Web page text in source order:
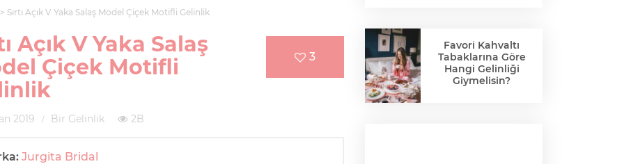
Sırtı Açık V Yaka Salaş Model Çiçek Motifli Gelinlik
Açık V Yaka Salaş
Çiçek Motifli
3
2019 Bir Gelinlik 2B
Jurgita Bridal
Favori Kahvaltı
Tabaklarına Göre
Hangi Gelinliği
Giymelisin?